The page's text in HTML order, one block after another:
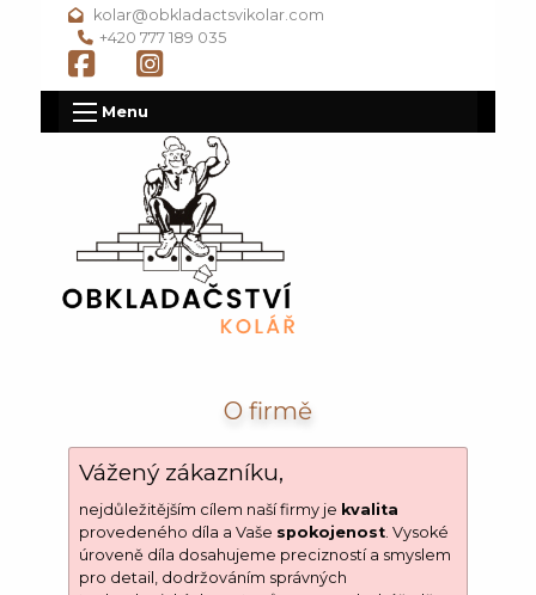
kolar@obkladactsvikolar.com
+420 777 189 035
Menu
O firmě
Vážený zákazníku,
nejdůležitějším cílem naší firmy je kvalita
provedeného díla a Vaše spokojenost. Vysoké
úroveně díla dosahujeme precizností a smyslem
pro detail, dodržováním správných